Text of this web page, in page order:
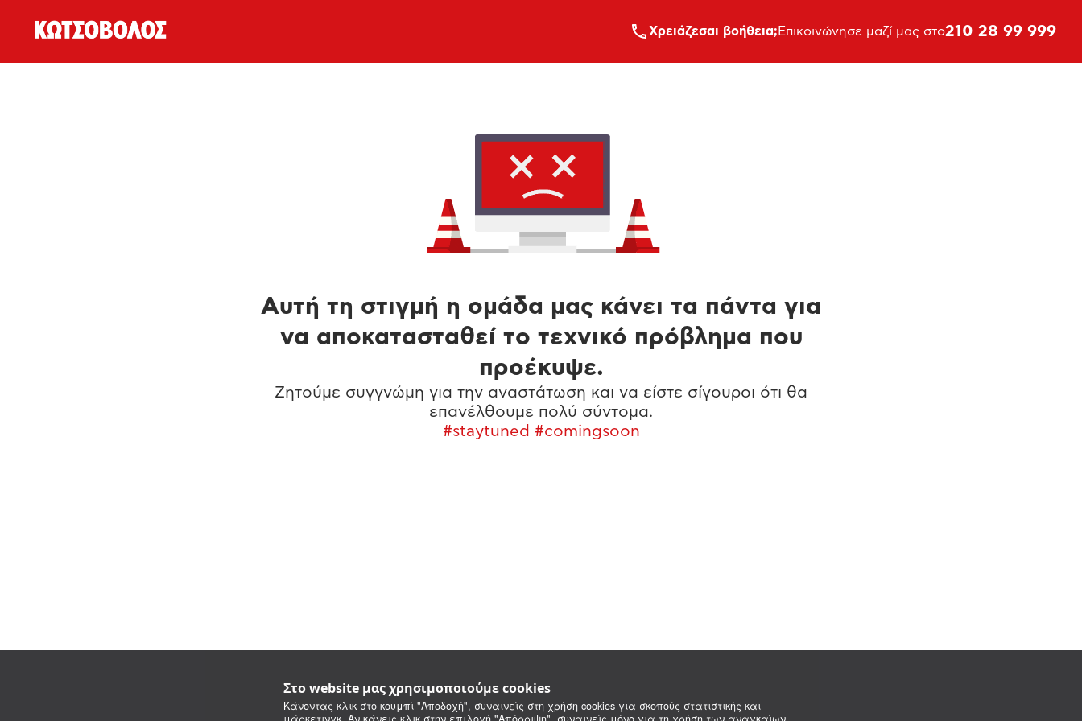
Στο website μας χρησιμοποιούμε cookies
Κάνοντας κλικ στο κουμπί "Αποδοχή", συναινείς στη χρήση cookies για σκοπούς στατιστικής και
Xρειάζεσαι βοήθεια; Επικοινώνησε μαζί μας στο210 28 99 999
Αυτή τη στιγμή η ομάδα μας κάνει τα πάντα για
να αποκατασταθεί το τεχνικό πρόβλημα που
προέκυψε.
Ζητούμε συγγνώμη για την αναστάτωση και να είστε σίγουροι ότι θα
επανέλθουμε πολύ σύντομα.
#staytuned #comingsoon